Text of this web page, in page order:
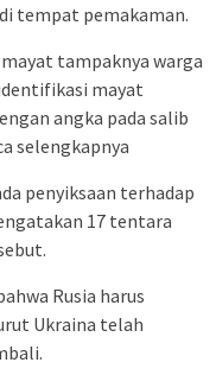
tempat pemakaman.
tampaknya warga
mayat
angka pada salib
selengkapnya
penyiksaan terhadap
17 tentara
Rusia harus
Ukraina telah